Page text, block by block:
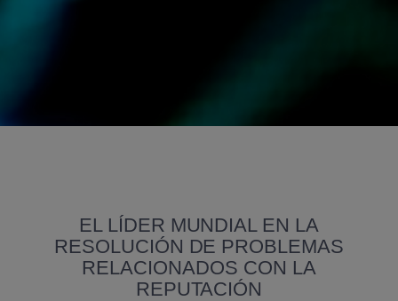
Story
INVESTOR RELATIONS
ÁREA RESERVADA
EL LÍDER MUNDIAL EN LA
RESOLUCIÓN DE PROBLEMAS
RELACIONADOS CON LA
REPUTACIÓN